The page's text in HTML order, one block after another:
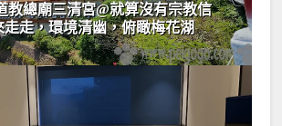
教總廟三清宮@就算沒有宗教信
走走，環境清幽，俯瞰梅花湖